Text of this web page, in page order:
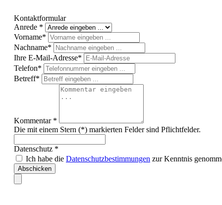
Kontaktformular
Anrede *
Vorname*
Nachname*
Ihre E-Mail-Adresse*
Telefon*
Betreff*
Kommentar *
Die mit einem Stern (*) markierten Felder sind Pflichtfelder.
Datenschutz *
Ich habe die Datenschutzbestimmungen zur Kenntnis
Abschicken